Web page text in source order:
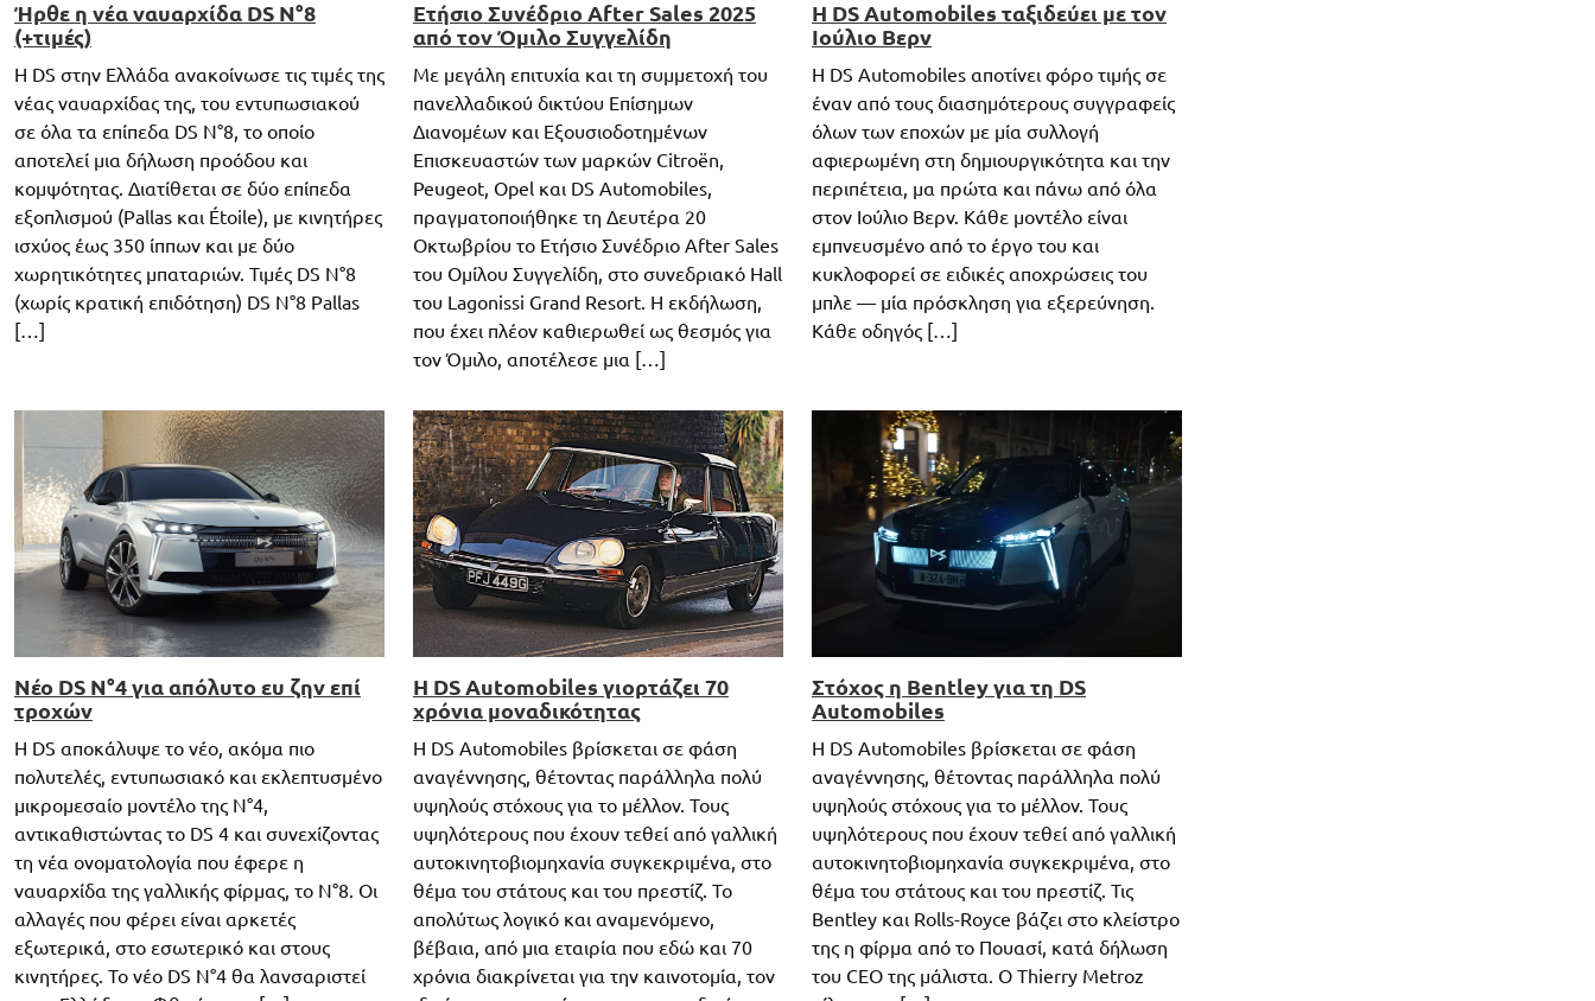
Ήρθε η νέα ναυαρχίδα DS N°8
(+τιμές)
H DS στην Ελλάδα ανακοίνωσε τις τιμές της
νέας ναυαρχίδας της, του εντυπωσιακού
σε όλα τα επίπεδα DS N°8, το οποίο
αποτελεί μια δήλωση προόδου και
κομψότητας. Διατίθεται σε δύο επίπεδα
εξοπλισμού (Pallas και Étoile), με κινητήρες
ισχύος έως 350 ίππων και με δύο
χωρητικότητες μπαταριών. Τιμές DS N°8
(χωρίς κρατική επιδότηση) DS N°8 Pallas
[…]
Ετήσιο Συνέδριο After Sales 2025
από τον Όμιλο Συγγελίδη
Με μεγάλη επιτυχία και τη συμμετοχή του
πανελλαδικού δικτύου Επίσημων
Διανομέων και Εξουσιοδοτημένων
Επισκευαστών των μαρκών Citroën,
Peugeot, Opel και DS Automobiles,
πραγματοποιήθηκε τη Δευτέρα 20
Οκτωβρίου το Ετήσιο Συνέδριο After Sales
του Ομίλου Συγγελίδη, στο συνεδριακό Hall
του Lagonissi Grand Resort. Η εκδήλωση,
που έχει πλέον καθιερωθεί ως θεσμός για
τον Όμιλο, αποτέλεσε μια […]
Η DS Automobiles ταξιδεύει με τον
Ιούλιο Βερν
Η DS Automobiles αποτίνει φόρο τιμής σε
έναν από τους διασημότερους συγγραφείς
όλων των εποχών με μία συλλογή
αφιερωμένη στη δημιουργικότητα και την
περιπέτεια, μα πρώτα και πάνω από όλα
στον Ιούλιο Βερν. Κάθε μοντέλο είναι
εμπνευσμένο από το έργο του και
κυκλοφορεί σε ειδικές αποχρώσεις του
μπλε — μία πρόσκληση για εξερεύνηση.
Κάθε οδηγός […]
Νέο DS N°4 για απόλυτο ευ ζην επί
τροχών
H DS αποκάλυψε το νέο, ακόμα πιο
πολυτελές, εντυπωσιακό και εκλεπτυσμένο
μικρομεσαίο μοντέλο της N°4,
αντικαθιστώντας το DS 4 και συνεχίζοντας
τη νέα ονοματολογία που έφερε η
ναυαρχίδα της γαλλικής φίρμας, το N°8. Οι
αλλαγές που φέρει είναι αρκετές
εξωτερικά, στο εσωτερικό και στους
κινητήρες. Το νέο DS N°4 θα λανσαριστεί
H DS Automobiles γιορτάζει 70
χρόνια μοναδικότητας
Η DS Automobiles βρίσκεται σε φάση
αναγέννησης, θέτοντας παράλληλα πολύ
υψηλούς στόχους για το μέλλον. Τους
υψηλότερους που έχουν τεθεί από γαλλική
αυτοκινητοβιομηχανία συγκεκριμένα, στο
θέμα του στάτους και του πρεστίζ. Το
απολύτως λογικό και αναμενόμενο,
βέβαια, από μια εταιρία που εδώ και 70
χρόνια διακρίνεται για την καινοτομία, τον
Στόχος η Bentley για τη DS
Automobiles
Η DS Automobiles βρίσκεται σε φάση
αναγέννησης, θέτοντας παράλληλα πολύ
υψηλούς στόχους για το μέλλον. Τους
υψηλότερους που έχουν τεθεί από γαλλική
αυτοκινητοβιομηχανία συγκεκριμένα, στο
θέμα του στάτους και του πρεστίζ. Τις
Bentley και Rolls-Royce βάζει στο κλείστρο
της η φίρμα από το Πουασί, κατά δήλωση
του CEO της μάλιστα. Ο Thierry Metroz